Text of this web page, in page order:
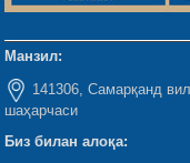
Манзил:
141306, Самарқанд
шаҳарчаси
Биз билан алоқа: